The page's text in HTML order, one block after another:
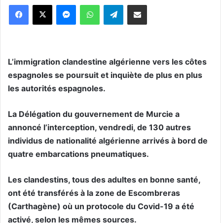
WhatsApp Telegram
L’immigration clandestine algérienne vers les côtes
espagnoles se poursuit et inquiète de plus en plus
les autorités espagnoles.
La Délégation du gouvernement de Murcie a
annoncé l’interception, vendredi, de 130 autres
individus de nationalité algérienne arrivés à bord de
quatre embarcations pneumatiques.
Les clandestins, tous des adultes en bonne santé,
ont été transférés à la zone de Escombreras
(Carthagène) où un protocole du Covid-19 a été
activé, selon les mêmes sources.